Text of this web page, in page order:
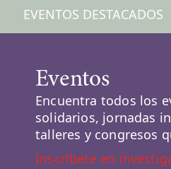
EVENTOS DESTACADOS
Eventos
Encuentra todos los
solidarios, jornadas
talleres y congresos
Inscríbete en